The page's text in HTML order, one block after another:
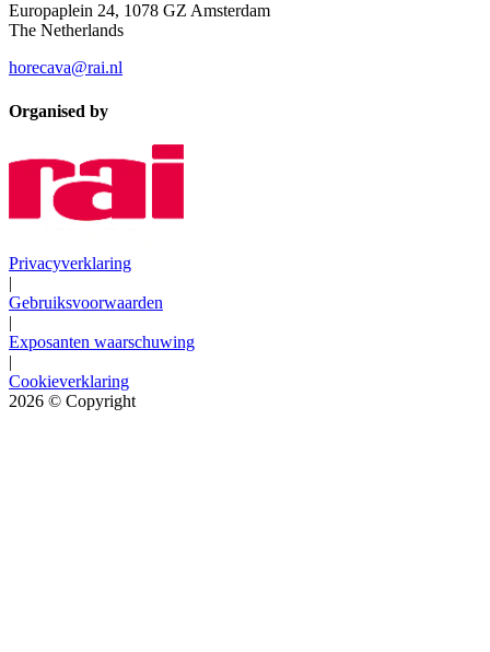
Europaplein 24, 1078 GZ Amsterdam
The Netherlands
horecava@rai.nl
Organised by
Privacyverklaring
|
Gebruiksvoorwaarden
|
Exposanten waarschuwing
|
Cookieverklaring
2026 © Copyright